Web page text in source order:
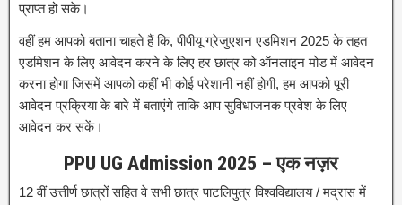
प्राप्त हो सके।
वहीं हम आपको बताना चाहते हैं कि, पीपीयू ग्रेजुएशन एडमिशन 2025 के तहत
एडमिशन के लिए आवेदन करने के लिए हर छात्र को ऑनलाइन मोड में आवेदन
करना होगा जिसमें आपको कहीं भी कोई परेशानी नहीं होगी, हम आपको पूरी
आवेदन प्रक्रिया के बारे में बताएंगे ताकि आप सुविधाजनक प्रवेश के लिए
आवेदन कर सकें।
PPU UG Admission 2025 – एक नज़र
12 वीं उत्तीर्ण छात्रों सहित वे सभी छात्र पाटलिपुत्र विश्वविद्यालय / मद्रास में